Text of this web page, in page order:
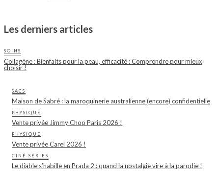
Les derniers articles
SOINS
Collagène : Bienfaits pour la peau, efficacité : Comprendre pour mieux
choisir !
SACS
Maison de Sabré : la maroquinerie australienne (encore) confidentielle
PHYSIQUE
Vente privée Jimmy Choo Paris 2026 !
PHYSIQUE
Vente privée Carel 2026 !
CINÉ SÉRIES
Le diable s’habille en Prada 2 : quand la nostalgie vire à la parodie !